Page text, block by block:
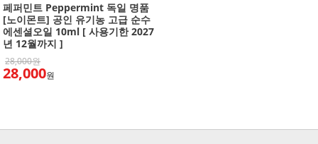
페퍼민트 Peppermint 독일 명품
[노이몬트] 공인 유기농 고급 순수
에센셜오일 10ml [ 사용기한 2027
년 12월까지 ]
28,000원
28,000원